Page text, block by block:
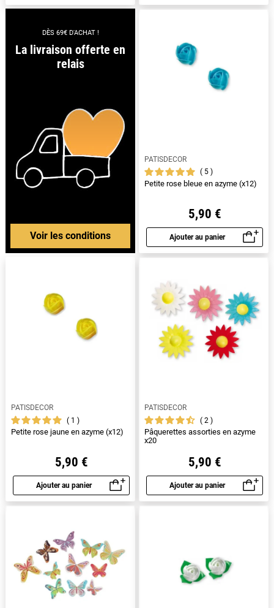
DÈS 69€ D'ACHAT !
La livraison offerte en
relais
Voir les conditions
PATISDECOR
5
Petite rose bleue en azyme (x12)
5,90 €
Ajouter au panier
Aperçu rapide
PATISDECOR
1
Petite rose jaune en azyme (x12)
5,90 €
Ajouter au panier
Aperçu rapide
PATISDECOR
2
Pâquerettes assorties en azyme
x20
5,90 €
Ajouter au panier
Aperçu rapide